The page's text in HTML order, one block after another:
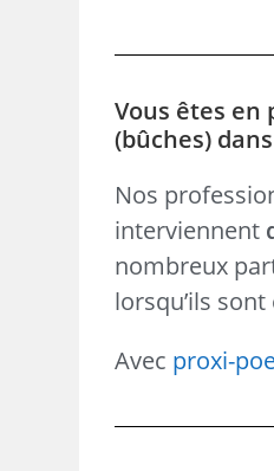
Vous êtes en
(bûches)
Nos
interviennent
nombreux
lorsqu’ils
Avec proxi-